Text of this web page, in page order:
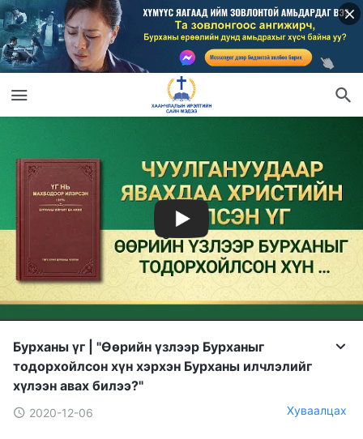
Бурханы үг | "Өөрийн үзлээр Бурханыг
тодорхойлсон хүн хэрхэн Бурханы илчлэлийг
хүлээн авах билээ?"
2020-12-06 Хуваалцах